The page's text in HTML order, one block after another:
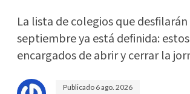
La lista de colegios que
septiembre ya está definida:
encargados de abrir y cerrar la
Publicado 6 ago. 2026